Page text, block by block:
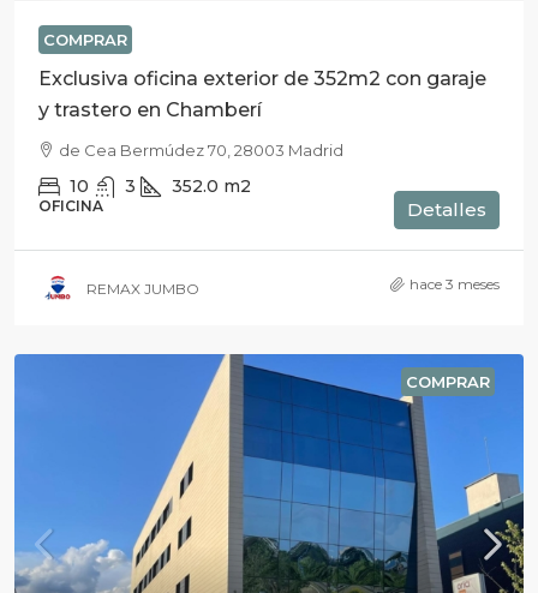
COMPRAR
Exclusiva oficina exterior de 352m2 con garaje
y trastero en Chamberí
de Cea Bermúdez 70, 28003 Madrid
10 3 352.0 m2
OFICINA Detalles
REMAX JUMBO hace 3 meses
COMPRAR